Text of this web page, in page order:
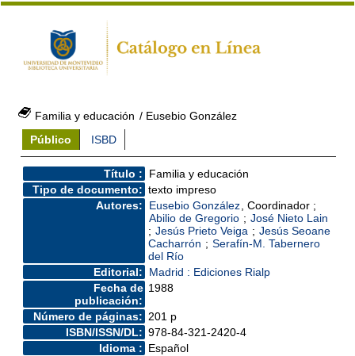
Familia y educación / Eusebio González
Público
ISBD
Título :
Familia y educación
Tipo de documento: texto impreso
Autores:
Eusebio González , Coordinador ;
Abilio de Gregorio ; José Nieto Lain
; Jesús Prieto Veiga ; Jesús Seoane
Cacharrón ; Serafín-M. Tabernero
del Río
Editorial:
Madrid : Ediciones Rialp
Fecha de
publicación:
1988
Número de páginas: 201 p
ISBN/ISSN/DL: 978-84-321-2420-4
Idioma : Español